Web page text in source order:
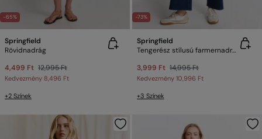
-65%
Springfield
Rövidnadrág
4,499 Ft 12,995 Ft
Kedvezmény 8,496 Ft
+2 Színek
-73%
Springfield
Tengerész stílusú farmernadrág
3,999 Ft 14,995 Ft
Kedvezmény 10,996 Ft
+3 Színek